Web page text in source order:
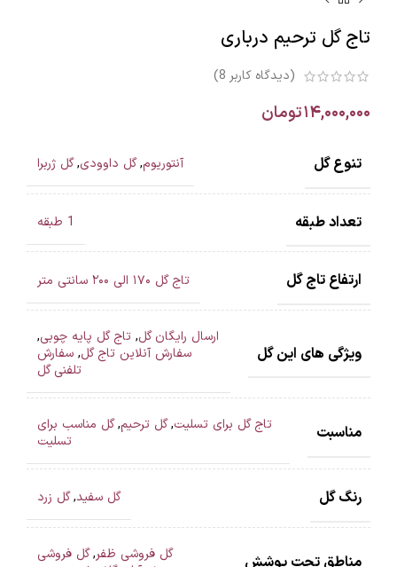
تاج گل ترحیم درباری
(دیدگاه کاربر 8
)
۱۴,۰۰۰,۰۰۰تومان
تنوع گل آنتوریوم,گل داوودی,گل ژربرا
تعداد طبقه 1 طبقه
ارتفاع تاج گل تاج گل ۱۷۰ الی ۲۰۰ سانتی متر
ویژگی های این گل
ارسال رایگان گل, تاج گل پایه چوبی,
سفارش آنلاین تاج گل, سفارش
تلفنی گل
مناسبت تاج گل برای تسلیت,گل ترحیم,گل مناسب برای
تسلیت
رنگ گل گل سفید,گل زرد
مناطق تحت پوشش گل فروشی ظفر,گل فروشی